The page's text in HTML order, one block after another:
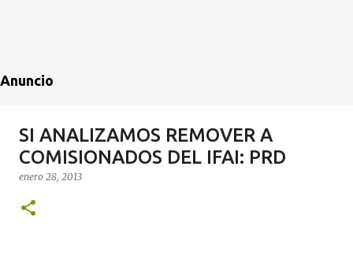
Anuncio
SI ANALIZAMOS REMOVER A
COMISIONADOS DEL IFAI: PRD
enero 28, 2013